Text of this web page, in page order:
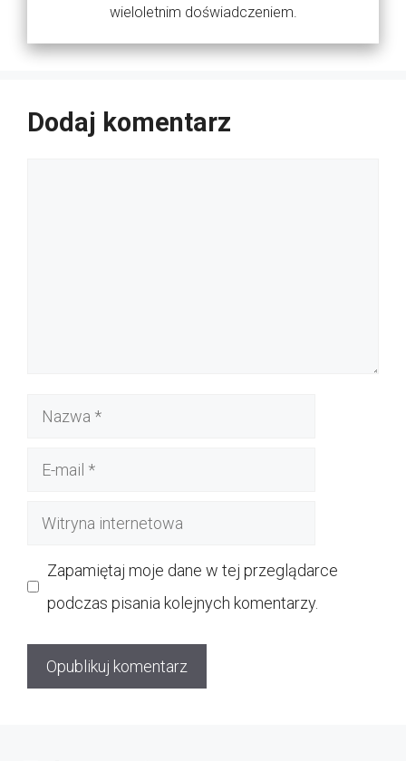
wieloletnim doświadczeniem.
Dodaj komentarz
Nazwa
Witryna
Zapamiętaj moje dane w tej przeglądarce
podczas pisania kolejnych komentarzy.